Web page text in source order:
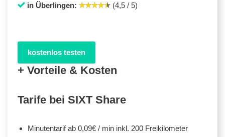
in Überlingen: (4,5 / 5)
kostenlos testen
+ Vorteile & Kosten
Tarife bei SIXT Share
Minutentarif ab 0,09€ / min inkl. 200 Freikilometer